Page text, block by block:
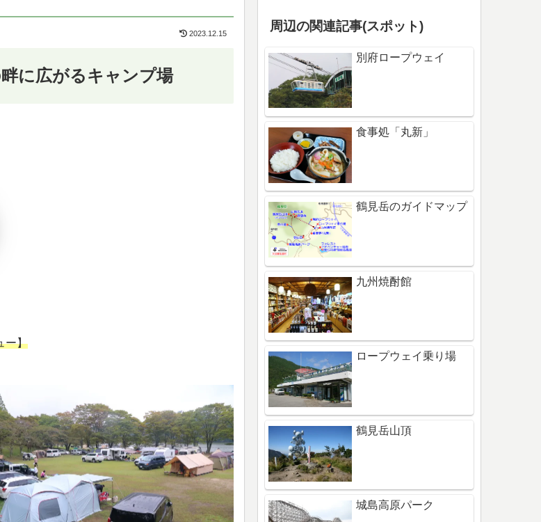
2023.12.15
に広がるキャンプ場
ー】
周辺の関連記事(スポット)
別府ロープウェイ
食事処「丸新」
鶴見岳のガイドマップ
九州焼酎館
ロープウェイ乗り場
鶴見岳山頂
城島高原パーク